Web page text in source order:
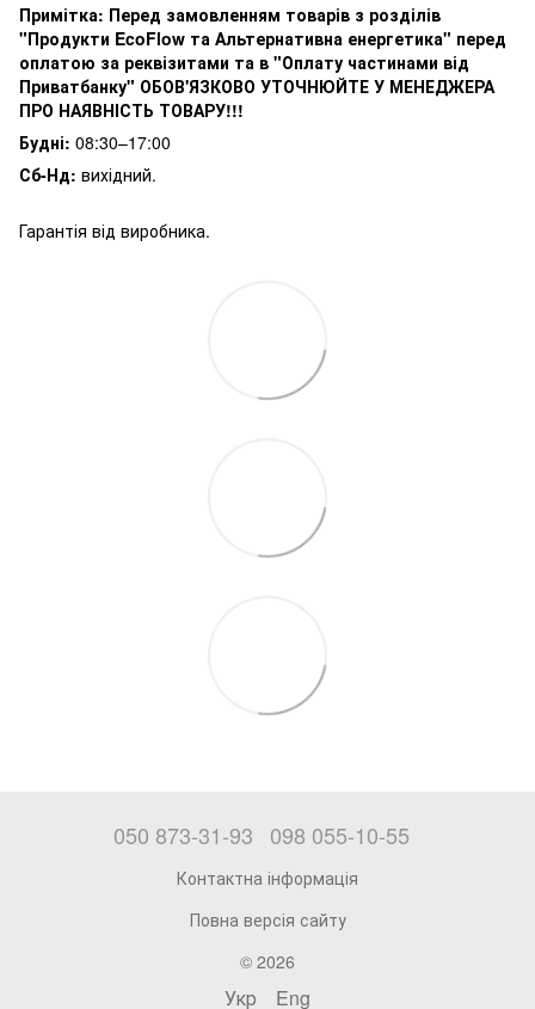
Примітка: Перед замовленням товарів з розділів
"Продукти EcoFlow та Альтернативна енергетика" перед
оплатою за реквізитами та в "Оплату частинами від
Приватбанку" ОБОВ'ЯЗКОВО УТОЧНЮЙТЕ У МЕНЕДЖЕРА
ПРО НАЯВНІСТЬ ТОВАРУ!!!
Будні: 08:30–17:00
Сб-Нд: вихідний.
Гарантія від виробника.
050 873-31-93 098 055-10-55
Контактна інформація
Повна версія сайту
© 2026
Укр Eng